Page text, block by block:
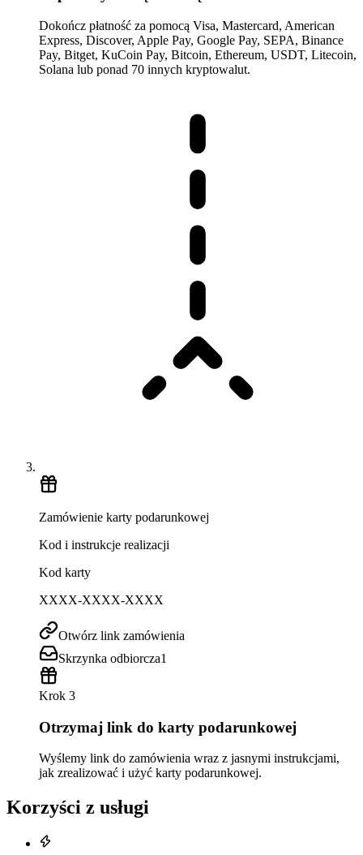
Dokończ płatność za pomocą Visa, Mastercard, American
Express, Discover, Apple Pay, Google Pay, SEPA, Binance
Pay, Bitget, KuCoin Pay, Bitcoin, Ethereum, USDT, Litecoin,
Solana lub ponad 70 innych kryptowalut.
Zamówienie karty podarunkowej
Kod i instrukcje realizacji
Kod karty
XXXX-XXXX-XXXX
Otwórz link zamówienia
Skrzynka odbiorcza1
Krok 3
Otrzymaj link do karty podarunkowej
Wyślemy link do zamówienia wraz z jasnymi instrukcjami,
jak zrealizować i użyć karty podarunkowej.
Korzyści z usługi